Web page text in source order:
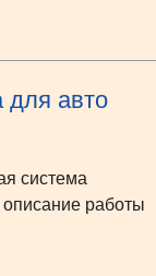
для авто
система
работы